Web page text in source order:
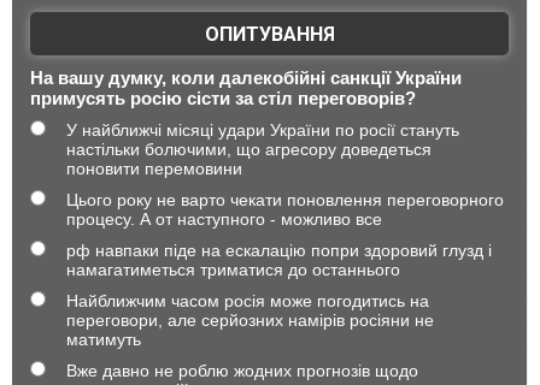
ОПИТУВАННЯ
На вашу думку, коли далекобійні санкції України
примусять росію сісти за стіл переговорів?
У найближчі місяці удари України по росії стануть
настільки болючими, що агресору доведеться
поновити перемовини
Цього року не варто чекати поновлення переговорного
процесу. А от наступного - можливо все
рф навпаки піде на ескалацію попри здоровий глузд і
намагатиметься триматися до останнього
Найближчим часом росія може погодитись на
переговори, але серйозних намірів росіяни не
матимуть
Вже давно не роблю жодних прогнозів щодо